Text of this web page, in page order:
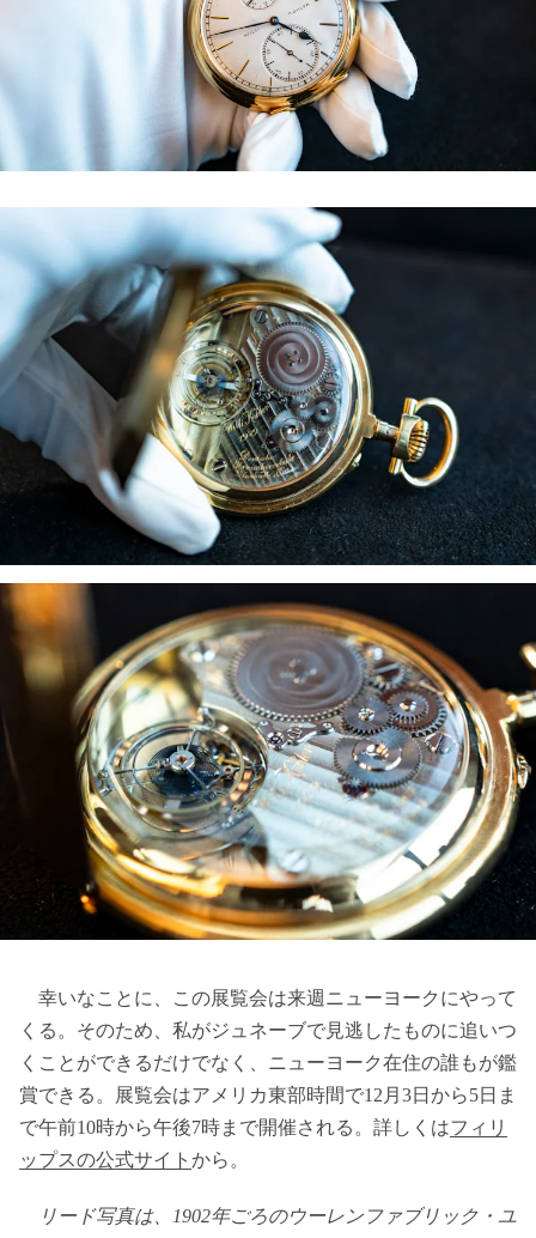
幸いなことに、この展覧会は来週ニューヨークにやって
くる。そのため、私がジュネーブで見逃したものに追いつ
くことができるだけでなく、ニューヨーク在住の誰もが鑑
賞できる。展覧会はアメリカ東部時間で12月3日から5日ま
で午前10時から午後7時まで開催される。詳しくはフィリ
ップスの公式サイト から。
リード写真は、1902年ごろのウーレンファブリック・ユ